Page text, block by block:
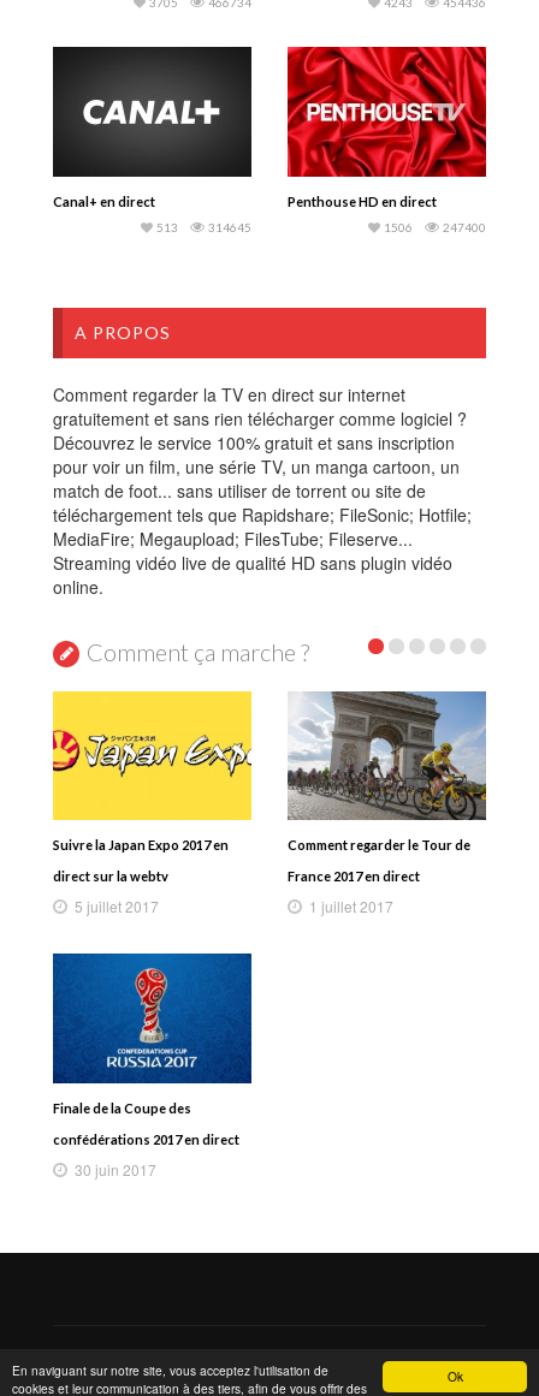
Ok
En naviguant sur notre site, vous acceptez l'utilisation de
cookies et leur communication à des tiers, afin de vous offrir des
Canal+ en direct
314645
513
Penthouse HD en direct
247400
1506
A PROPOS
Comment regarder la TV en direct sur internet
gratuitement et sans rien télécharger comme logiciel ?
Découvrez le service 100% gratuit et sans inscription
pour voir un film, une série TV, un manga cartoon, un
match de foot... sans utiliser de torrent ou site de
téléchargement tels que Rapidshare; FileSonic; Hotfile;
MediaFire; Megaupload; FilesTube; Fileserve...
Streaming vidéo live de qualité HD sans plugin vidéo
online.
Comment ça marche ?
Suivre la Japan Expo 2017 en
direct sur la webtv
5 juillet 2017
Comment regarder le Tour de
France 2017 en direct
1 juillet 2017
Finale de la Coupe des
confédérations 2017 en direct
30 juin 2017
Copyright 2015 © MarsTheme All rights reserved. Powered by
WordPress & MarsTheme